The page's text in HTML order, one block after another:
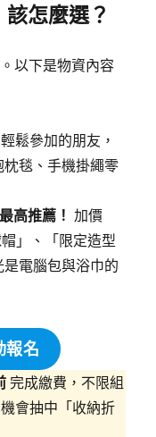
怎麼選？
。以下是物資內容
鬆參加的朋友，
毯、手機掛繩零
高推薦！ 加價
」、「限定造型
電腦包與浴巾的
報名
完成繳費，不限組
會抽中「收納折